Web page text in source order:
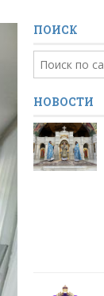
ПОИСК
НОВОСТИ